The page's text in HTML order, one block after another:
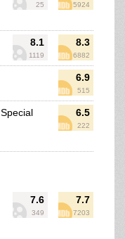
25 5924
8.1
1119
8.3
6882
6.9
515
6.5
222
7.6
349
7.7
7203